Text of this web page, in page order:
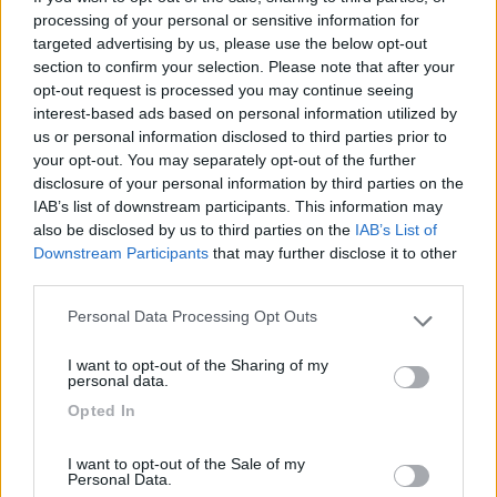
processing of your personal or sensitive information for
targeted advertising by us, please use the below opt-out
section to confirm your selection. Please note that after your
opt-out request is processed you may continue seeing
interest-based ads based on personal information utilized by
us or personal information disclosed to third parties prior to
your opt-out. You may separately opt-out of the further
disclosure of your personal information by third parties on the
IAB’s list of downstream participants. This information may
also be disclosed by us to third parties on the IAB’s List of
Downstream Participants that may further disclose it to other
Please note that this website/app uses one or more Google
not limited to your visit or usage behaviour. You may click to
grant or deny consent to Google and its third-party tags to
use your data for below specified purposes in below Google
Personal Data Processing Opt Outs
I want to opt-out of the Sharing of my
personal data.
Opted In
I want to opt-out of the Sale of my
Personal Data.
essendo adiacente alla strada, pulito e
funzionante, carico acqua, scarico cassetta WC e
pozzetto accessibile senza problemi.
Accessibilità Caratteristiche Posizione
Prezzo
Pulizia
Servizi
sonveron 10/10/2020 11:09
fontana e un chiosco a 50 mt. CS in via Piratello a
Caratteristiche
mirino 19/01/2017 14:58